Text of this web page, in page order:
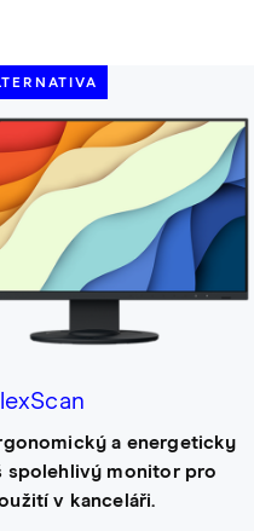
a energeticky
spolehlivý monitor pro
v kanceláři.